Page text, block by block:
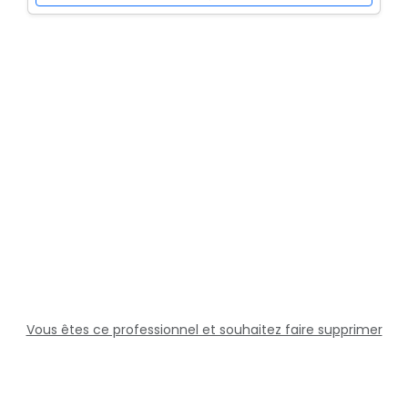
Vous êtes ce professionnel et souhaitez faire supprimer